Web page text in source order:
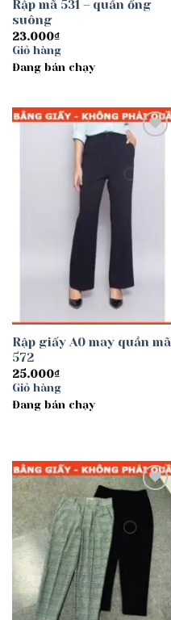
Rập mã 531 – quần ống
suông
23.000₫
Giỏ hàng
Đang bán chạy
Add to
wishlist
Rập giấy A0 may quần mã
572
25.000₫
Giỏ hàng
Đang bán chạy
Add to
wishlist